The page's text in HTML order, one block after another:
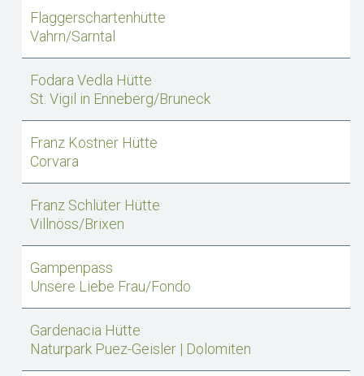
Flaggerschartenhütte
Vahrn/Sarntal
Fodara Vedla Hütte
St. Vigil in Enneberg/Bruneck
Franz Kostner Hütte
Corvara
Franz Schlüter Hütte
Villnöss/Brixen
Gampenpass
Unsere Liebe Frau/Fondo
Gardenacia Hütte
Naturpark Puez-Geisler | Dolomiten